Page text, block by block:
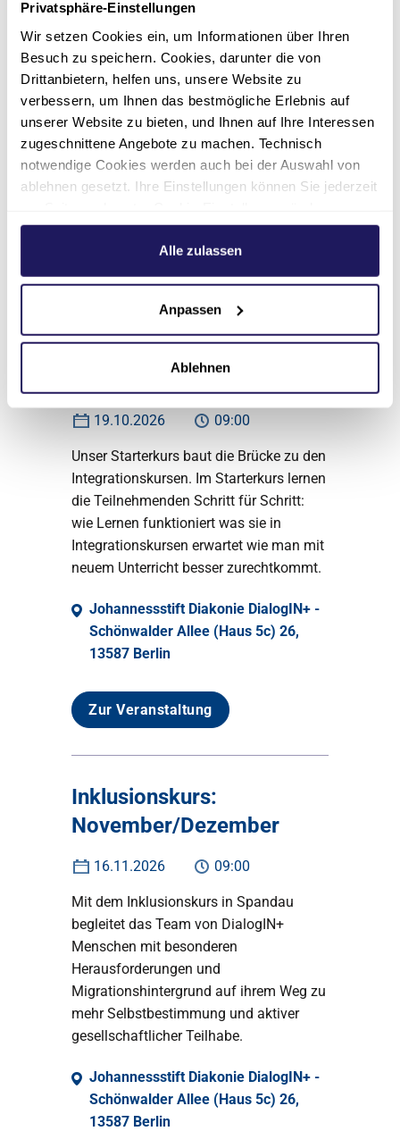
Privatsphäre-Einstellungen
Wir setzen Cookies ein, um Informationen über Ihren
Besuch zu speichern. Cookies, darunter die von
Drittanbietern, helfen uns, unsere Website zu
verbessern, um Ihnen das bestmögliche Erlebnis auf
unserer Website zu bieten, und Ihnen auf Ihre Interessen
zugeschnittene Angebote zu machen. Technisch
notwendige Cookies werden auch bei der Auswahl von
ablehnen gesetzt. Ihre Einstellungen können Sie jederzeit
Weitere Informationen hierzu finden Sie in unserer
.
Alle zulassen
Anpassen
Ablehnen
begleitet das Team von DialogIN+
Menschen mit besonderen
Herausforderungen und
Migrationshintergrund auf ihrem Weg zu
mehr Selbstbestimmung und aktiver
gesellschaftlicher Teilhabe.
Johannessstift Diakonie DialogIN+ -
Schönwalder Allee (Haus 5c) 26,
Starterkurs:
Oktober/November
19.10.2026 09:00
Unser Starterkurs baut die Brücke zu den
Integrationskursen. Im Starterkurs lernen
die Teilnehmenden Schritt für Schritt:
wie Lernen funktioniert was sie in
Integrationskursen erwartet wie man mit
neuem Unterricht besser zurechtkommt.
Johannessstift Diakonie DialogIN+ -
Schönwalder Allee (Haus 5c) 26,
13587 Berlin
Zur Veranstaltung
Inklusionskurs:
November/Dezember
16.11.2026 09:00
Mit dem Inklusionskurs in Spandau
begleitet das Team von DialogIN+
Menschen mit besonderen
Herausforderungen und
Migrationshintergrund auf ihrem Weg zu
mehr Selbstbestimmung und aktiver
gesellschaftlicher Teilhabe.
Johannessstift Diakonie DialogIN+ -
Schönwalder Allee (Haus 5c) 26,
13587 Berlin